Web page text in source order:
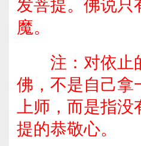
发菩提。佛说只
魔。
注：对依止
佛，不是自己拿
上师，而是指
提的恭敬心。